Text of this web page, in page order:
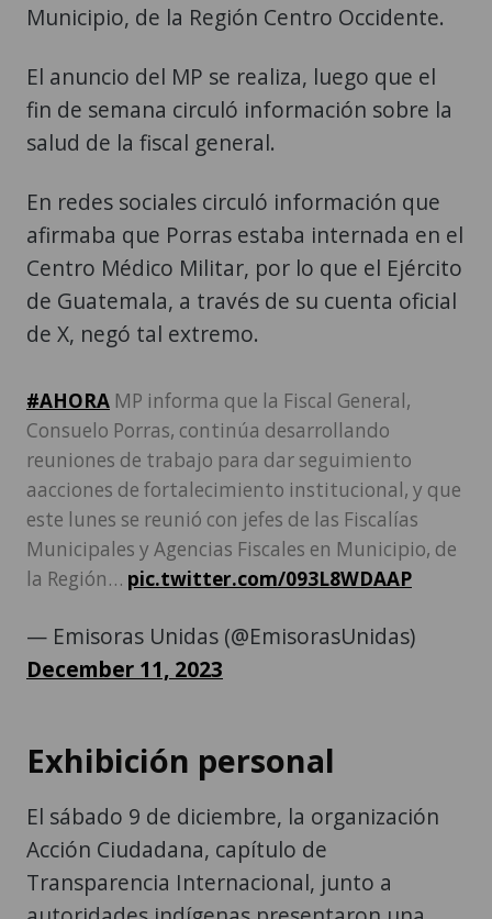
Municipio, de la Región Centro Occidente.
El anuncio del MP se realiza, luego que el
fin de semana circuló información sobre la
salud de la fiscal general.
En redes sociales circuló información que
afirmaba que Porras estaba internada en el
Centro Médico Militar, por lo que el Ejército
de Guatemala, a través de su cuenta oficial
de X, negó tal extremo.
#AHORA MP informa que la Fiscal General,
Consuelo Porras, continúa desarrollando
reuniones de trabajo para dar seguimiento
aacciones de fortalecimiento institucional, y que
este lunes se reunió con jefes de las Fiscalías
Municipales y Agencias Fiscales en Municipio, de
la Región… pic.twitter.com/093L8WDAAP
— Emisoras Unidas (@EmisorasUnidas)
December 11, 2023
Exhibición personal
El sábado 9 de diciembre, la organización
Acción Ciudadana, capítulo de
Transparencia Internacional, junto a